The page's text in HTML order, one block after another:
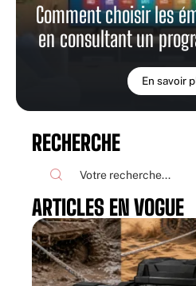
Comment choisir les
en consultant un
En savoir
RECHERCHE
ARTICLES EN VOGUE